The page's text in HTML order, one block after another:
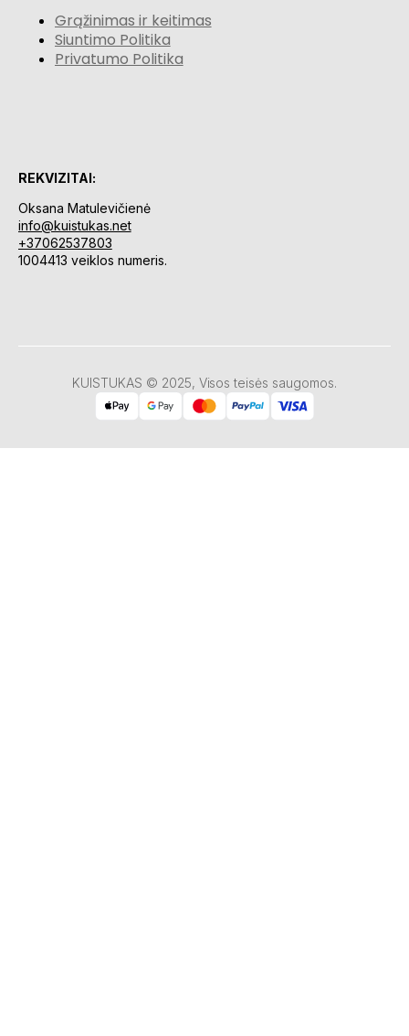
Grąžinimas ir keitimas
Siuntimo Politika
Privatumo Politika
REKVIZITAI:
Oksana Matulevičienė
info@kuistukas.net
+37062537803
1004413 veiklos numeris.
KUISTUKAS © 2025, Visos teisės saugomos.